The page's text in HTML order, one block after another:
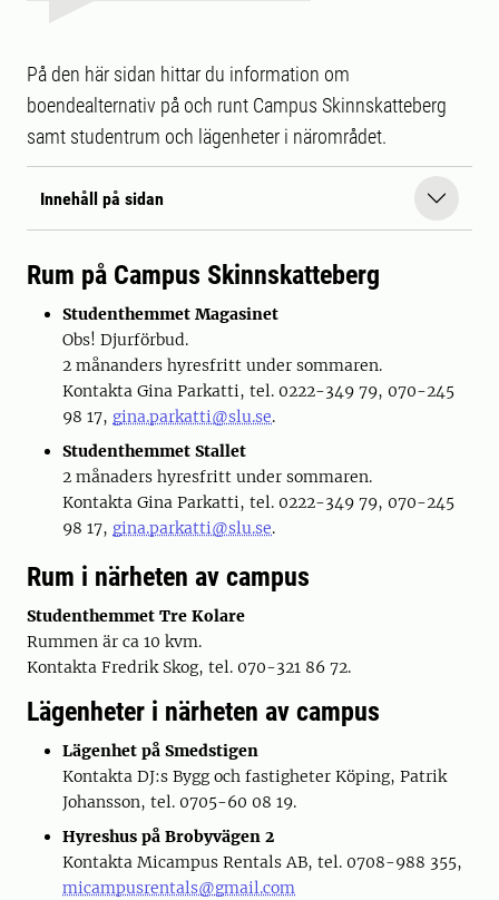
På den här sidan hittar du information om
boendealternativ på och runt Campus Skinnskatteberg
samt studentrum och lägenheter i närområdet.
Innehåll på sidan
Rum på Campus Skinnskatteberg
Studenthemmet Magasinet
Obs! Djurförbud.
2 månanders hyresfritt under sommaren.
Kontakta Gina Parkatti, tel. 0222-349 79, 070-245
98 17, gina.parkatti@slu.se.
Studenthemmet Stallet
2 månaders hyresfritt under sommaren.
Kontakta Gina Parkatti, tel. 0222-349 79, 070-245
98 17, gina.parkatti@slu.se.
Rum i närheten av campus
Studenthemmet Tre Kolare
Rummen är ca 10 kvm.
Kontakta Fredrik Skog, tel. 070-321 86 72.
Lägenheter i närheten av campus
Lägenhet på Smedstigen
Kontakta DJ:s Bygg och fastigheter Köping, Patrik
Johansson, tel. 0705-60 08 19.
Hyreshus på Brobyvägen 2
Kontakta Micampus Rentals AB, tel. 0708-988 355,
micampusrentals@gmail.com